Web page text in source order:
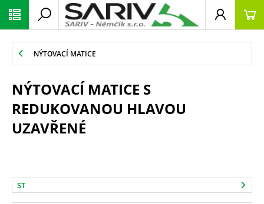
NÝTOVACÍ MATICE
NÝTOVACÍ MATICE S
REDUKOVANOU HLAVOU
UZAVŘENÉ
ST